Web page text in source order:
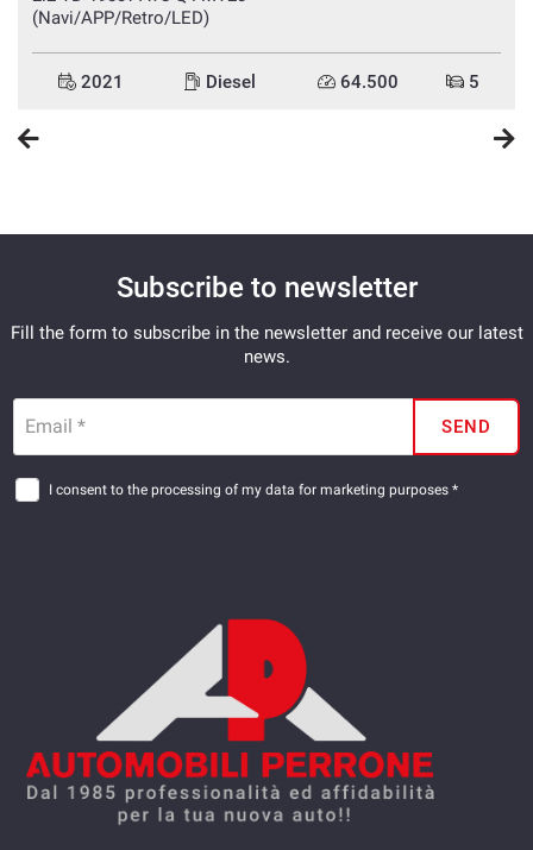
(Navi/APP/Retro/LED)
2021 Diesel 64.500 5
Subscribe to newsletter
Fill the form to subscribe in the newsletter and receive our latest
news.
Email * SEND
I consent to the processing of my data for marketing purposes *